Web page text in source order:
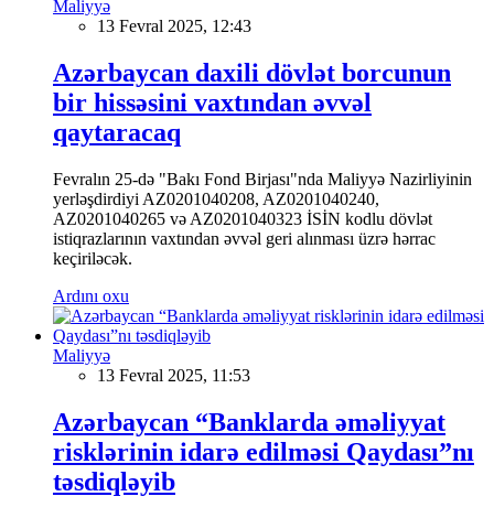
Maliyyə
13 Fevral 2025, 12:43
Azərbaycan daxili dövlət borcunun
bir hissəsini vaxtından əvvəl
qaytaracaq
Fevralın 25-də "Bakı Fond Birjası"nda Maliyyə Nazirliyinin
yerləşdirdiyi AZ0201040208, AZ0201040240,
AZ0201040265 və AZ0201040323 İSİN kodlu dövlət
istiqrazlarının vaxtından əvvəl geri alınması üzrə hərrac
keçiriləcək.
Ardını oxu
Maliyyə
13 Fevral 2025, 11:53
Azərbaycan “Banklarda əməliyyat
risklərinin idarə edilməsi Qaydası”nı
təsdiqləyib